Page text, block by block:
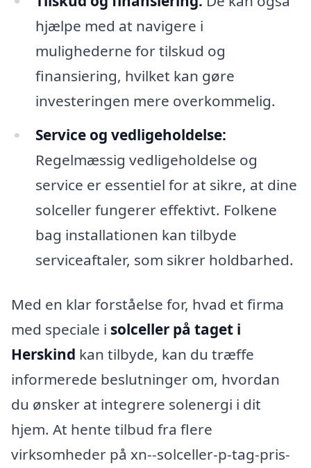
hjælpe med at navigere i
mulighederne for tilskud og
finansiering, hvilket kan gøre
investeringen mere overkommelig.
Service og vedligeholdelse:
Regelmæssig vedligeholdelse og
service er essentiel for at sikre, at dine
solceller fungerer effektivt. Folkene
bag installationen kan tilbyde
serviceaftaler, som sikrer holdbarhed.
Med en klar forståelse for, hvad et firma
med speciale i solceller på taget i
Herskind kan tilbyde, kan du træffe
informerede beslutninger om, hvordan
du ønsker at integrere solenergi i dit
hjem. At hente tilbud fra flere
virksomheder på xn--solceller-p-tag-pris-